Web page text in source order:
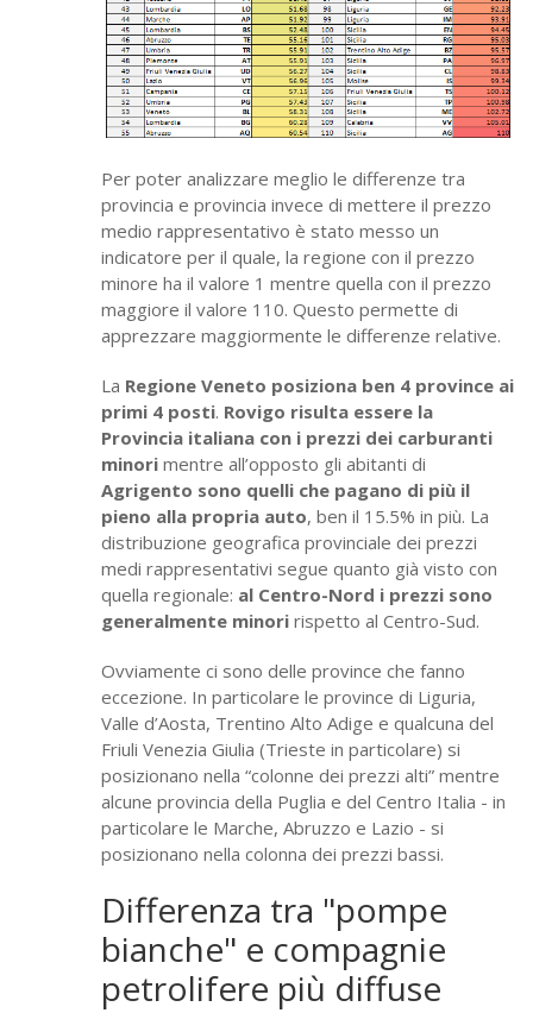
Per poter analizzare meglio le differenze tra
provincia e provincia invece di mettere il prezzo
medio rappresentativo è stato messo un
indicatore per il quale, la regione con il prezzo
minore ha il valore 1 mentre quella con il prezzo
maggiore il valore 110. Questo permette di
apprezzare maggiormente le differenze relative.
La Regione Veneto posiziona ben 4 province ai
primi 4 posti. Rovigo risulta essere la
Provincia italiana con i prezzi dei carburanti
minori mentre all’opposto gli abitanti di
Agrigento sono quelli che pagano di più il
pieno alla propria auto, ben il 15.5% in più. La
distribuzione geografica provinciale dei prezzi
medi rappresentativi segue quanto già visto con
quella regionale: al Centro-Nord i prezzi sono
generalmente minori rispetto al Centro-Sud.
Ovviamente ci sono delle province che fanno
eccezione. In particolare le province di Liguria,
Valle d’Aosta, Trentino Alto Adige e qualcuna del
Friuli Venezia Giulia (Trieste in particolare) si
posizionano nella “colonne dei prezzi alti” mentre
alcune provincia della Puglia e del Centro Italia - in
particolare le Marche, Abruzzo e Lazio - si
posizionano nella colonna dei prezzi bassi.
Differenza tra "pompe
bianche" e compagnie
petrolifere più diffuse